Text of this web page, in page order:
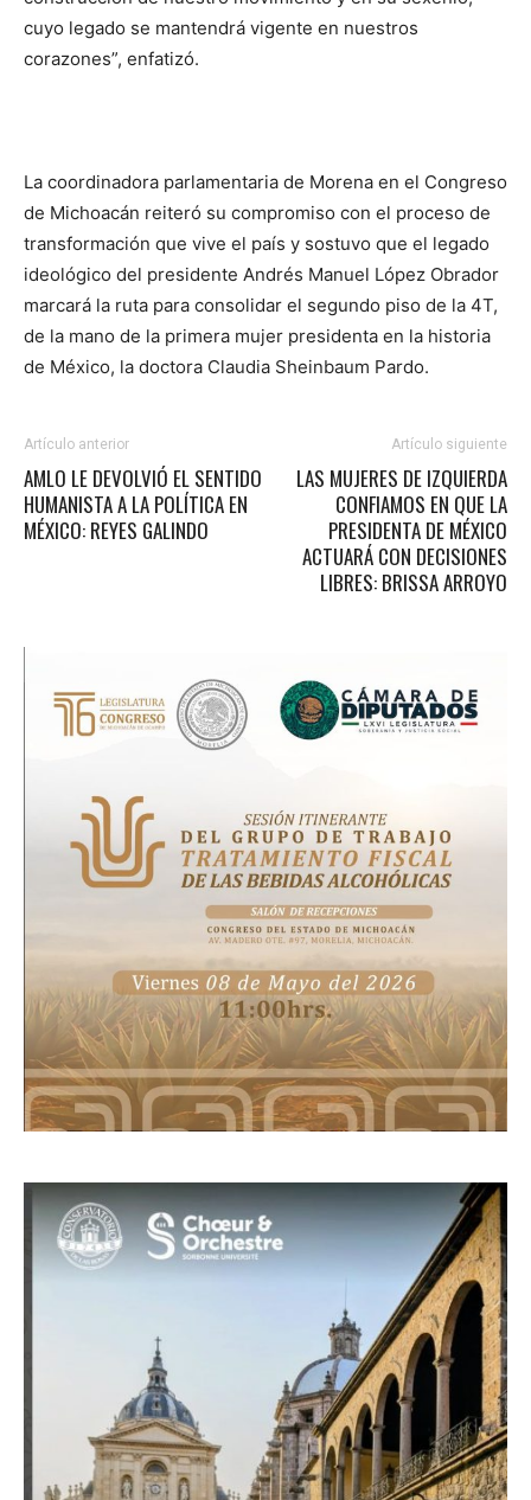
cuyo legado se mantendrá vigente en nuestros
corazones”, enfatizó.
La coordinadora parlamentaria de Morena en el Congreso
de Michoacán reiteró su compromiso con el proceso de
transformación que vive el país y sostuvo que el legado
ideológico del presidente Andrés Manuel López Obrador
marcará la ruta para consolidar el segundo piso de la 4T,
de la mano de la primera mujer presidenta en la historia
de México, la doctora Claudia Sheinbaum Pardo.
Artículo anterior
AMLO LE DEVOLVIÓ EL SENTIDO
HUMANISTA A LA POLÍTICA EN
MÉXICO: REYES GALINDO
Artículo siguiente
LAS MUJERES DE IZQUIERDA
CONFIAMOS EN QUE LA
PRESIDENTA DE MÉXICO
ACTUARÁ CON DECISIONES
LIBRES: BRISSA ARROYO